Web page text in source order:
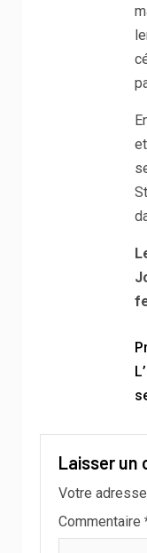
Laisser un
Votre
Commentaire